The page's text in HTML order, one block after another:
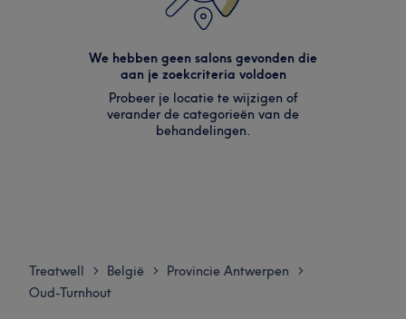
We hebben geen salons gevonden die
aan je zoekcriteria voldoen
Probeer je locatie te wijzigen of
verander de categorieën van de
behandelingen.
Treatwell > België > Provincie Antwerpen >
Oud-Turnhout